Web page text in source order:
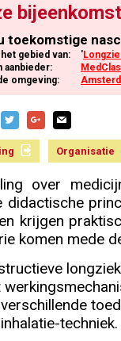
toekomstige
het gebied van: '
aanbieder:
omgeving:
Organisatie
over
didactische
krijgen
komen mede
techniek.